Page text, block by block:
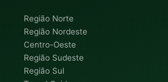
Região Norte
Região Nordeste
Centro-Oeste
Região Sudeste
Região Sul